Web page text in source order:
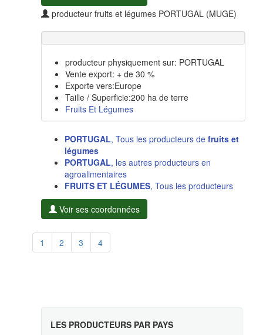
producteur fruits et légumes PORTUGAL (MUGE)
producteur physiquement sur: PORTUGAL
Vente export: + de 30 %
Exporte vers:Europe
Taille / Superficie:200 ha de terre
Fruits Et Légumes
PORTUGAL, Tous les producteurs de fruits et
légumes
PORTUGAL, les autres producteurs en
agroalimentaires
FRUITS ET LÉGUMES, Tous les producteurs
Voir ses coordonnées
1 2 3 4
LES PRODUCTEURS PAR PAYS